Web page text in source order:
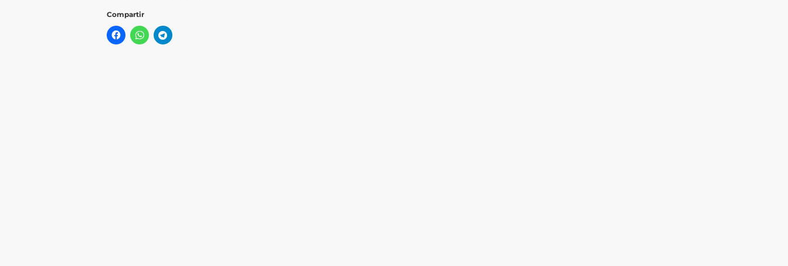
Compartir